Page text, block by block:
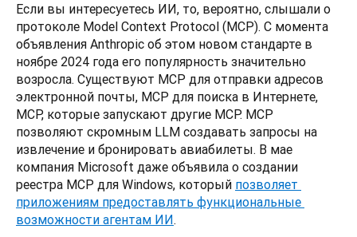
Если вы интересуетесь ИИ, то, вероятно, слышали о
протоколе Model Context Protocol (MCP). С момента
объявления Anthropic об этом новом стандарте в
ноябре 2024 года его популярность значительно
возросла. Существуют MCP для отправки адресов
электронной почты, MCP для поиска в Интернете,
MCP, которые запускают другие MCP. MCP
позволяют скромным LLM создавать запросы на
извлечение и бронировать авиабилеты. В мае
компания Microsoft даже объявила о создании
реестра MCP для Windows, который позволяет
приложениям предоставлять функциональные
возможности агентам ИИ.